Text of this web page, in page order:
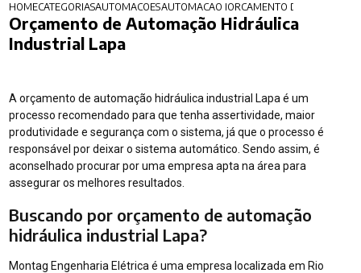
HOMECATEGORIASAUTOMACOES INDUSTRIAISAUTOMACAO INDUSTRIAL QUIMICA
ORCAMENTO DE
Orçamento de Automação Hidráulica
Industrial Lapa
A orçamento de automação hidráulica industrial Lapa é um
processo recomendado para que tenha assertividade, maior
produtividade e segurança com o sistema, já que o processo é
responsável por deixar o sistema automático. Sendo assim, é
aconselhado procurar por uma empresa apta na área para
assegurar os melhores resultados.
Buscando por orçamento de automação
hidráulica industrial Lapa?
Montag Engenharia Elétrica é uma empresa localizada em Rio